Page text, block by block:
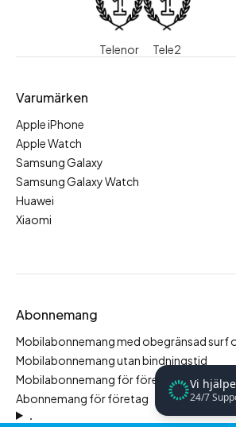
Vi
24/7
Telenor Tele2
Varumärken
Apple iPhone
Apple Watch
Samsung Galaxy
Samsung Galaxy Watch
Huawei
Xiaomi
Abonnemang
Mobilabonnemang med obegränsad surf
Mobilabonnemang utan bindningstid
Mobilabonnemang för företag
Abonnemang för företag
.